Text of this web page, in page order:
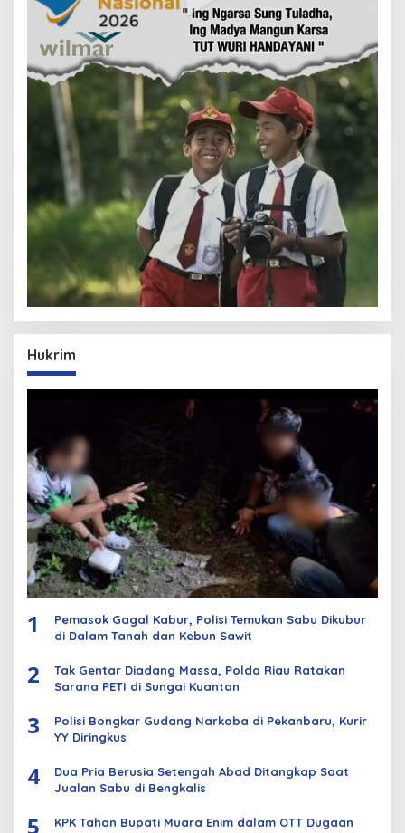
Hukrim
1
Pemasok Gagal Kabur, Polisi Temukan Sabu Dikubur
di Dalam Tanah dan Kebun Sawit
2
Tak Gentar Diadang Massa, Polda Riau Ratakan
Sarana PETI di Sungai Kuantan
3
Polisi Bongkar Gudang Narkoba di Pekanbaru, Kurir
YY Diringkus
4
Dua Pria Berusia Setengah Abad Ditangkap Saat
Jualan Sabu di Bengkalis
5
KPK Tahan Bupati Muara Enim dalam OTT Dugaan